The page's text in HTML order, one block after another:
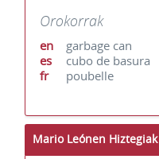
Orokorrak
en
garbage can
es
cubo de basura
fr
poubelle
Mario Leónen Hiztegiak